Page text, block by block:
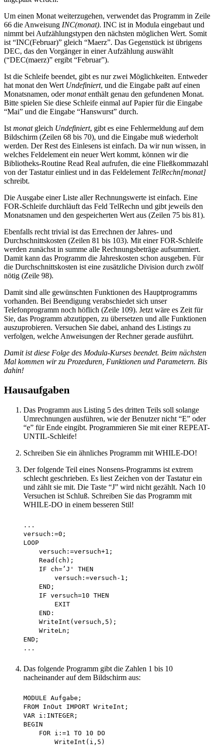
Um einen Monat weiterzugehen, verwendet das Programm in Zeile
66 die Anweisung INC(monat). INC ist in Modula eingebaut und
nimmt bei Aufzählungstypen den nächsten möglichen Wert. Somit
ist “INC(Februar)” gleich “Maerz”. Das Gegenstück ist übrigens
DEC, das den Vorgänger in einer Aufzählung auswählt
(“DEC(maerz)” ergibt “Februar”).
Ist die Schleife beendet, gibt es nur zwei Möglichkeiten. Entweder
hat monat den Wert Undefiniert, und die Eingabe paßt auf einen
Monatsnamen, odermonatenthält genau den gefundenen Monat.
Bitte spielen Sie diese Schleife einmal auf Papier für die Eingabe
“Mai” und die Eingabe “Hanswurst” durch.
Ist monatgleich Undefiniert, gibt es eine Fehlermeldung auf dem
Bildschirm (Zeilen 68 bis 70), und die Eingabe muß wiederholt
werden. Der Rest des Einlesens ist einfach. Da wir nun wissen, in
welches Feldelement ein neuer Wert kommt, können wir die
Bibliotheks-Routine Read Real aufrufen, die eine Fließkommazahl
von der Tastatur einliest und in das Feldelement TelRechn[monat]
schreibt.
Die Ausgabe einer Liste aller Rechnungswerte ist einfach. Eine
FOR-Schleife durchläuft das Feld TelRechn und gibt jeweils den
Monatsnamen und den gespeicherten Wert aus (Zeilen 75 bis 81).
Ebenfalls recht trivial ist das Errechnen der Jahres- und
Durchschnittskosten (Zeilen 81 bis 103). Mit einer FOR-Schleife
werden zunächst in summe alle Rechnungsbeträge aufsummiert.
Damit kann das Programm die Jahreskosten schon ausgeben. Für
die Durchschnittskosten ist eine zusätzliche Division durch zwölf
nötig (Zeile 98).
Damit sind alle gewünschten Funktionen des Hauptprogramms
vorhanden. Bei Beendigung verabschiedet sich unser
Telefonprogramm noch höflich (Zeile 109). Jetzt wäre es Zeit für
Sie, das Programm abzutippen, zu übersetzen und alle Funktionen
auszuprobieren. Versuchen Sie dabei, anhand des Listings zu
verfolgen, welche Anweisungen der Rechner gerade ausführt.
Damit ist diese Folge des Modula-Kurses beendet. Beim nächsten
Mal kommen wir zu Prozeduren, Funktionen und Parametern. Bis
dahin!
Hausaufgaben
Das Programm aus Listing 5 des dritten Teils soll solange
Umrechnungen ausführen, wie der Benutzer nicht “E” oder
“e” für Ende eingibt. Programmieren Sie mit einer REPEAT-
UNTIL-Schleife!
Schreiben Sie ein ähnliches Programm mit WHILE-DO!
Der folgende Teil eines Nonsens-Programms ist extrem
schlecht geschrieben. Es liest Zeichen von der Tastatur ein
und zählt sie mit. Die Taste “J” wird nicht gezählt. Nach 10
Versuchen ist Schluß. Schreiben Sie das Programm mit
WHILE-DO in einem besseren Stil!
    ...
    versuch:=0;
    LOOP
        versuch:=versuch+1;
        Read(ch);
        IF ch=’J' THEN
            versuch:=versuch-1;
        END;
        IF versuch=10 THEN
            EXIT
        END:
        WriteInt(versuch,5);
        WriteLn;
    END;
Das folgende Programm gibt die Zahlen 1 bis 10
nacheinander auf dem Bildschirm aus:
    MODULE Aufgabe;
    FROM InOut IMPORT WriteInt;
    VAR i:INTEGER;
    BEGIN
        FOR i:=1 TO 10 DO
            WriteInt(i,5)